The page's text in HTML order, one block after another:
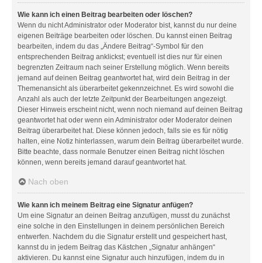
Wie kann ich einen Beitrag bearbeiten oder löschen?
Wenn du nicht Administrator oder Moderator bist, kannst du nur deine
eigenen Beiträge bearbeiten oder löschen. Du kannst einen Beitrag
bearbeiten, indem du das „Ändere Beitrag“-Symbol für den
entsprechenden Beitrag anklickst; eventuell ist dies nur für einen
begrenzten Zeitraum nach seiner Erstellung möglich. Wenn bereits
jemand auf deinen Beitrag geantwortet hat, wird dein Beitrag in der
Themenansicht als überarbeitet gekennzeichnet. Es wird sowohl die
Anzahl als auch der letzte Zeitpunkt der Bearbeitungen angezeigt.
Dieser Hinweis erscheint nicht, wenn noch niemand auf deinen Beitrag
geantwortet hat oder wenn ein Administrator oder Moderator deinen
Beitrag überarbeitet hat. Diese können jedoch, falls sie es für nötig
halten, eine Notiz hinterlassen, warum dein Beitrag überarbeitet wurde.
Bitte beachte, dass normale Benutzer einen Beitrag nicht löschen
können, wenn bereits jemand darauf geantwortet hat.
Nach oben
Wie kann ich meinem Beitrag eine Signatur anfügen?
Um eine Signatur an deinen Beitrag anzufügen, musst du zunächst
eine solche in den Einstellungen in deinem persönlichen Bereich
entwerfen. Nachdem du die Signatur erstellt und gespeichert hast,
kannst du in jedem Beitrag das Kästchen „Signatur anhängen“
aktivieren. Du kannst eine Signatur auch hinzufügen, indem du in